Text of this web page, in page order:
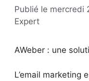
Publié le mercredi
Expert
AWeber : une
L’email marketing